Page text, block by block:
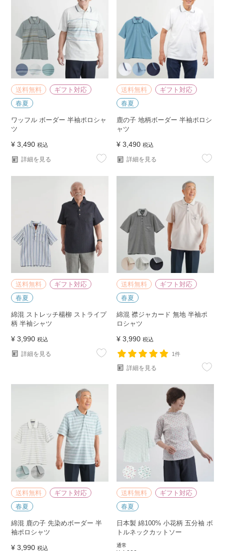
送料無料
ギフト対応
春夏
ワッフル ボーダー 半袖ポロシャ
ツ
¥ 3,490 税込
詳細を見る
送料無料
ギフト対応
春夏
鹿の子 地柄ボーダー 半袖ポロシ
ャツ
¥ 3,490 税込
詳細を見る
送料無料
ギフト対応
春夏
綿混 ストレッチ楊柳 ストライプ
柄 半袖シャツ
¥ 3,990 税込
詳細を見る
送料無料
ギフト対応
春夏
綿混 襟ジャカード 無地 半袖ポ
ロシャツ
¥ 3,990 税込
1件
詳細を見る
送料無料
ギフト対応
春夏
綿混 鹿の子 先染めボーダー 半
袖ポロシャツ
¥ 3,990 税込
送料無料
ギフト対応
春夏
日本製 綿100% 小花柄 五分袖 ボ
トルネックカットソー
通常